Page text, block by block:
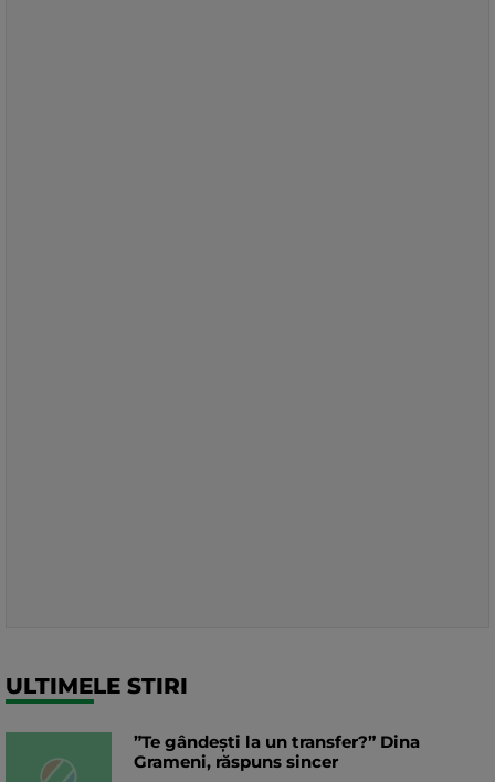
ULTIMELE STIRI
”Te gândești la un transfer?” Dina
Grameni, răspuns sincer